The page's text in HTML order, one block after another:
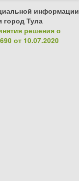
информации
город Тула
решения о
от 10.07.2020